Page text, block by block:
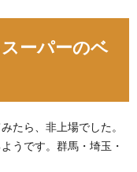
ーパーのベ
たら、非上場でした。
うです。群馬・埼玉・